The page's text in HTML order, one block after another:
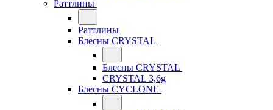
Раттлины
Раттлины
Блесны CRYSTAL
Блесны CRYSTAL
CRYSTAL 3,6g
Блесны CYCLONE